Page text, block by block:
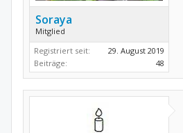
Soraya
Mitglied
Registriert seit:
29. August 2019
Beiträge:
48